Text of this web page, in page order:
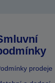
prodeje